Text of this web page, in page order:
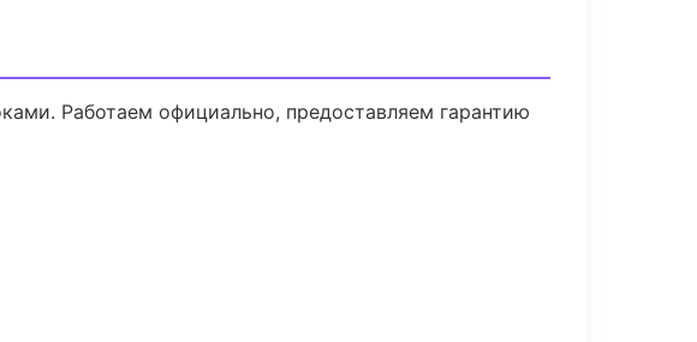
Работаем официально, предоставляем гарантию